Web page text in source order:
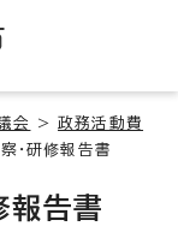
会 >政務活動費
・研修報告書
報告書